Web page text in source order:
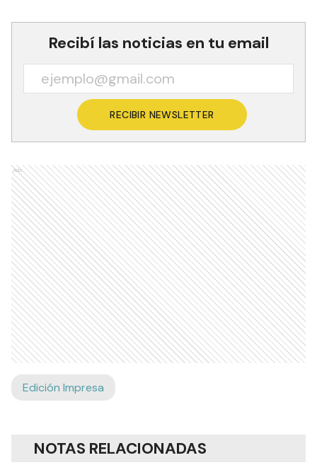
Recibí las noticias en tu email
RECIBIR NEWSLETTER
Ads
Edición Impresa
NOTAS RELACIONADAS